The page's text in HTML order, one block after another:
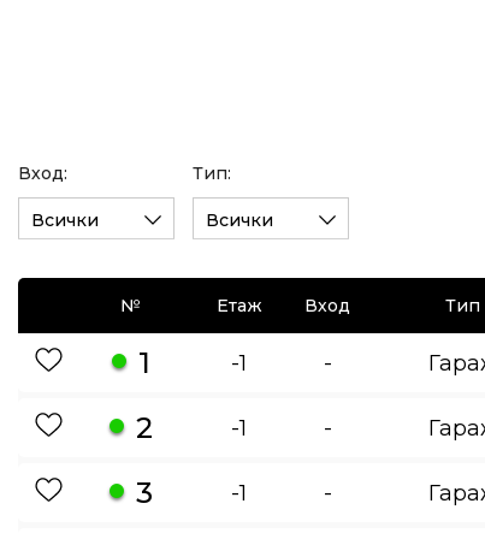
Вход:
Всички
Тип:
Всички
№ Етаж Вход Тип
1 -1 -
2 -1 -
3 -1 -